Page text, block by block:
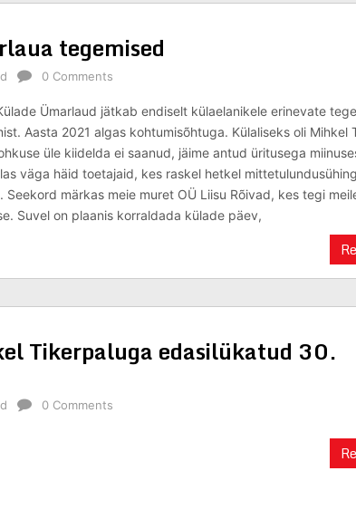
tegemised
0 Comments
Ümarlaud jätkab endiselt külaelanikele erinevate
Aasta 2021 algas kohtumisõhtuga. Külaliseks oli Mihkel
üle kiidelda ei saanud, jäime antud üritusega
väga häid toetajaid, kes raskel hetkel
Seekord märkas meie muret OÜ Liisu Rõivad, kes tegi
Suvel on plaanis korraldada külade päev,
Tikerpaluga edasilükatud 30.
0 Comments